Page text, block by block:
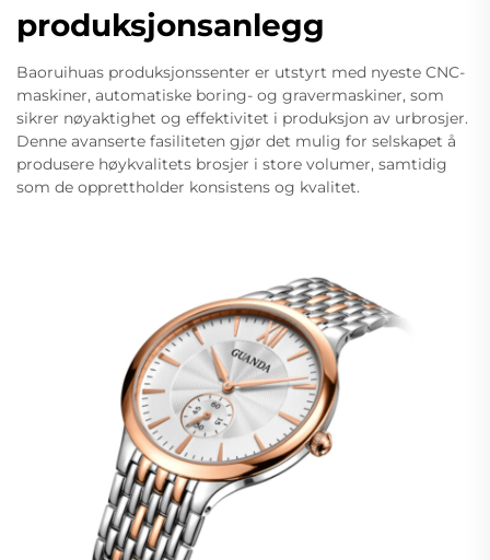
produksjonsanlegg
Baoruihuas produksjonssenter er utstyrt med nyeste CNC-
maskiner, automatiske boring- og gravermaskiner, som
sikrer nøyaktighet og effektivitet i produksjon av urbrosjer.
Denne avanserte fasiliteten gjør det mulig for selskapet å
produsere høykvalitets brosjer i store volumer, samtidig
som de opprettholder konsistens og kvalitet.